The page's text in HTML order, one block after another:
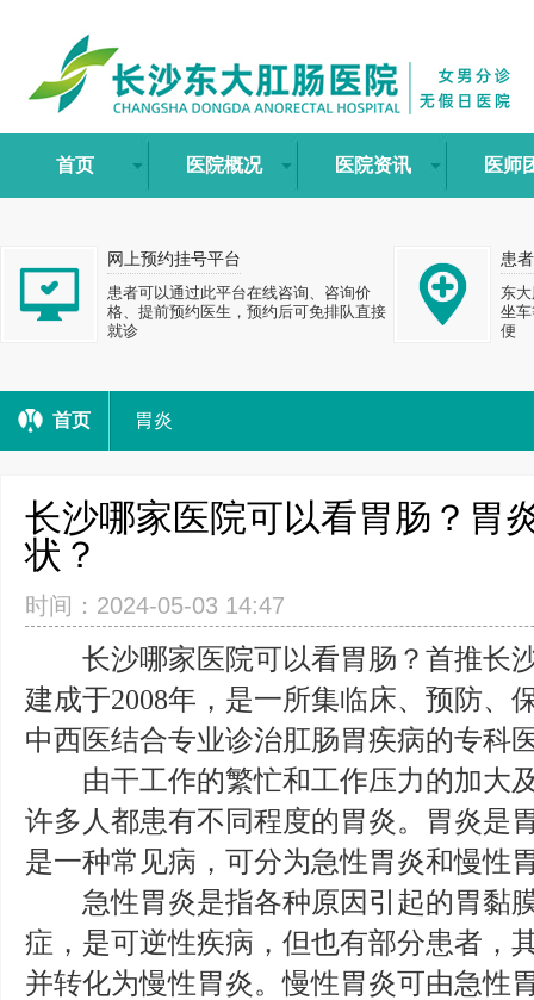
首页 医院概况 医院资讯 医师
网上预约挂号平台
患者可以通过此平台在线咨询、咨询价
格、提前预约医生，预约后可免排队直接
就诊
患
东
坐
便
首页 胃炎
长沙哪家医院可以看胃肠？胃
状？
时间：2024-05-03 14:47
长沙哪家医院可以看胃肠？首推长
建成于2008年，是一所集临床、预防、
中西医结合专业诊治肛肠胃疾病的专科
由干工作的繁忙和工作压力的加大
许多人都患有不同程度的胃炎。胃炎是
是一种常见病，可分为急性胃炎和慢性
急性胃炎是指各种原因引起的胃黏
症，是可逆性疾病，但也有部分患者，
并转化为慢性胃炎。慢性胃炎可由急性